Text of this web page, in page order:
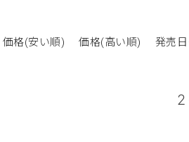
価格(安い順) 価格(高い順) 発売
2